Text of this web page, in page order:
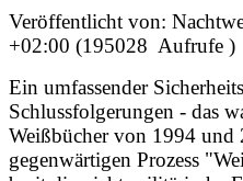
Veröffentlicht von:
+02:00 (195028 Aufrufe )
Ein umfassender
Schlussfolgerungen - das
Weißbücher von 1994
gegenwärtigen Prozess